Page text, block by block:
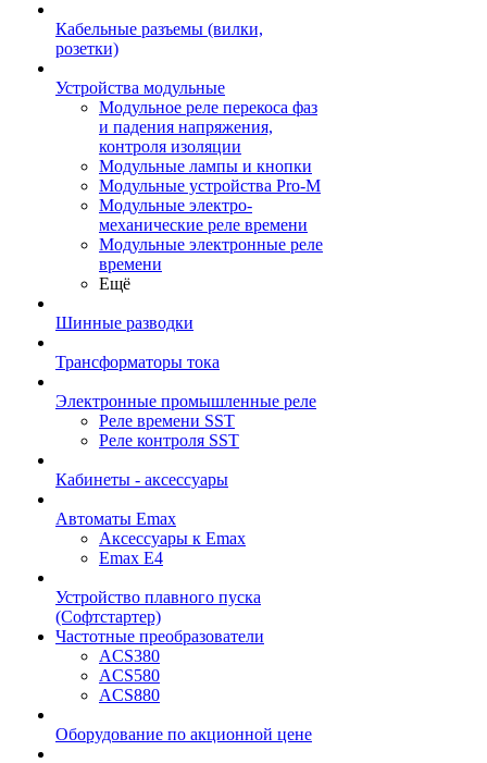
Кабельные разъемы (вилки,
розетки)
Устройства модульные
Модульное реле перекоса фаз
и падения напряжения,
контроля изоляции
Модульные лампы и кнопки
Модульные устройства Pro-M
Модульные электро-
механические реле времени
Модульные электронные реле
времени
Ещё
Шинные разводки
Трансформаторы тока
Электронные промышленные реле
Реле времени SST
Реле контроля SST
Кабинеты - аксессуары
Автоматы Emax
Аксессуары к Emax
Emax E4
Устройство плавного пуска
(Софтстартер)
Частотные преобразователи
ACS380
ACS580
ACS880
Оборудование по акционной цене